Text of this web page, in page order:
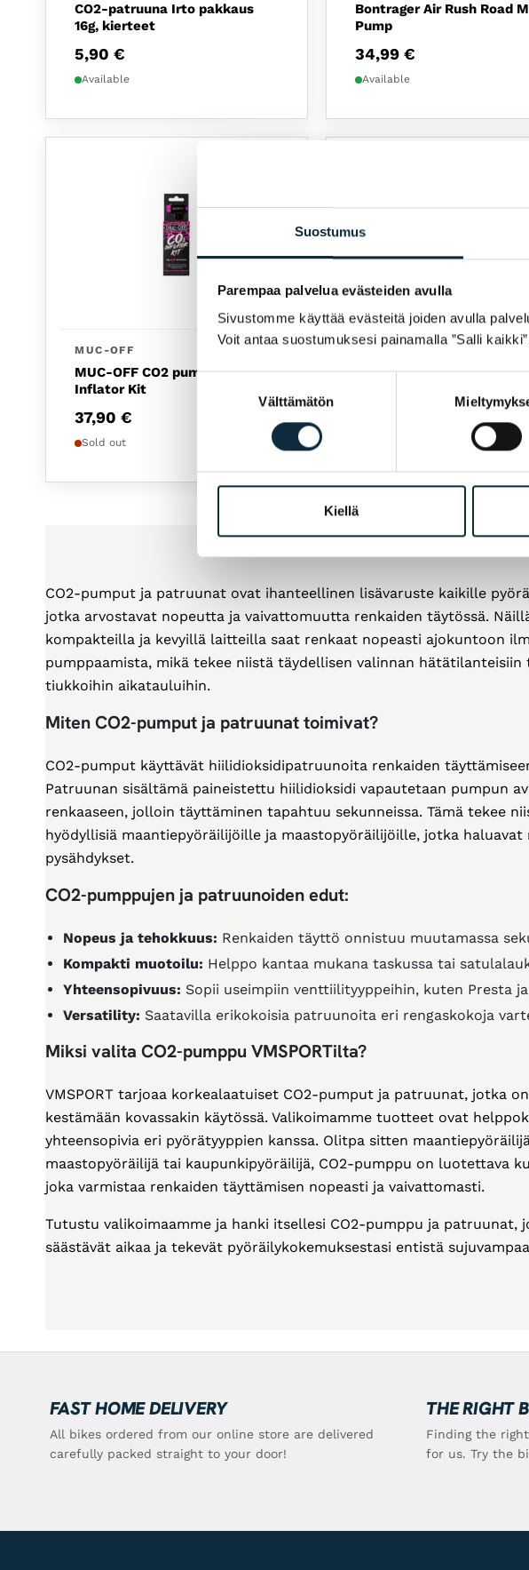
Suostumus
Parempaa palvelua evästeiden avulla
Sivustomme käyttää evästeitä joiden avulla
Voit antaa suostumuksesi painamalla ”Salli
Välttämätön
Kiellä
CO2-patruuna Irto pakkaus
16g, kierteet
5,90€
Available
Bontrager Air Rush Road
Pump
34,99 €
Available
MUC-OFF
MUC-OFF CO2 pump MTB
Inflator Kit
37,90€
Sold out
MUC-OFF
MUC-OFF CO2 pump Road
CO2-pumput ja patruunat ovat ihanteellinen lisävaruste kaikille
jotka arvostavat nopeutta ja vaivattomuutta renkaiden täytössä.
kompakteilla ja kevyillä laitteilla saat renkaat nopeasti ajokuntoon
pumppaamista, mikä tekee niistä täydellisen valinnan hätätilanteisiin
tiukkoihin aikatauluihin.
Miten CO2-pumput ja patruunat toimivat?
CO2-pumput käyttävät hiilidioksidipatruunoita renkaiden
Patruunan sisältämä paineistettu hiilidioksidi vapautetaan pumpun
renkaaseen, jolloin täyttäminen tapahtuu sekunneissa. Tämä tekee
hyödyllisiä maantiepyöräilijöille ja maastopyöräilijöille, jotka haluavat
pysähdykset.
CO2-pumppujen ja patruunoiden edut:
Nopeus ja tehokkuus: Renkaiden täyttö onnistuu muutamassa
Kompakti muotoilu: Helppo kantaa mukana taskussa tai
Yhteensopivuus: Sopii useimpiin venttiilityyppeihin, kuten Presta
Versatility: Saatavilla erikokoisia patruunoita eri rengaskokoja
Miksi valita CO2-pumppu VMSPORTilta?
VMSPORT tarjoaa korkealaatuiset CO2-pumput ja patruunat, jotka
kestämään kovassakin käytössä. Valikoimamme tuotteet ovat
yhteensopivia eri pyörätyyppien kanssa. Olitpa sitten
maastopyöräilijä tai kaupunkipyöräilijä, CO2-pumppu on luotettava
joka varmistaa renkaiden täyttämisen nopeasti ja vaivattomasti.
Tutustu valikoimaamme ja hanki itsellesi CO2-pumppu ja patruunat,
säästävät aikaa ja tekevät pyöräilykokemuksestasi entistä
FAST HOME DELIVERY
All bikes ordered from our online store are delivered
carefully packed straight to your door!
THE RIGHT
Finding the
for us. Try the